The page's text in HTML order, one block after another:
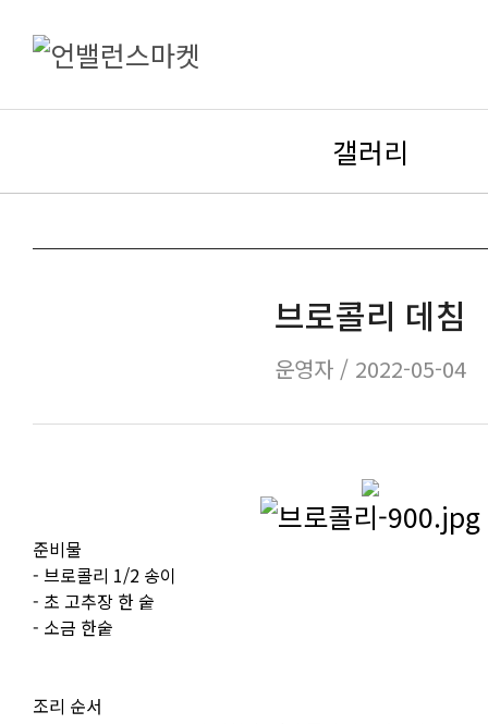
갤러리
브로콜리 데침
운영자 / 2022-05-04
준비물
- 브로콜리 1/2 송이
- 초 고추장 한 숱
- 소금 한숱
조리 순서